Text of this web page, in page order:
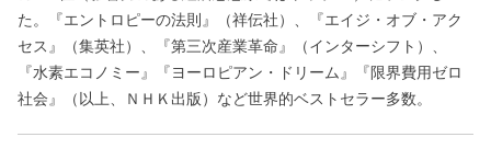
た。『エントロピーの法則』（祥伝社）、『エイジ・オブ・アク
セス』（集英社）、『第三次産業革命』（インターシフト）、
『水素エコノミー』『ヨーロピアン・ドリーム』『限界費用ゼロ
社会』（以上、ＮＨＫ出版）など世界的ベストセラー多数。